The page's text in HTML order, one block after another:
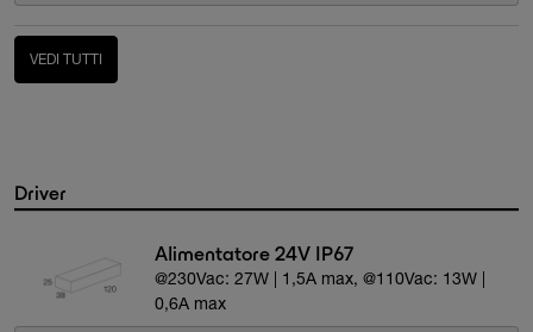
VEDI TUTTI
Driver
Alimentatore 24V IP67
@230Vac: 27W | 1,5A max, @110Vac: 13W |
0,6A max